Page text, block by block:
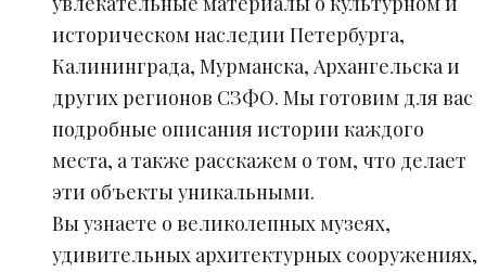
историческом наследии Петербурга,
Калининграда, Мурманска, Архангельска и
других регионов СЗФО. Мы готовим для вас
подробные описания истории каждого
места, а также расскажем о том, что делает
эти объекты уникальными.
Вы узнаете о великолепных музеях,
удивительных архитектурных сооружениях,